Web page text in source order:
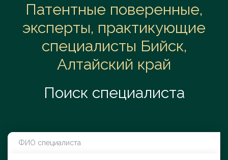
Патентные поверенные,
эксперты, практикующие
специалисты Бийск,
Алтайский край
Поиск специалиста